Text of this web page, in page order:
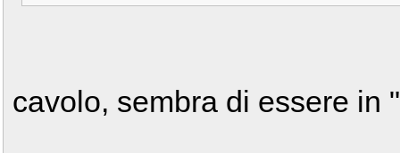
cavolo, sembra di essere in